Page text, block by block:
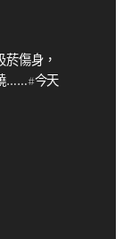
傷身，
……#今天